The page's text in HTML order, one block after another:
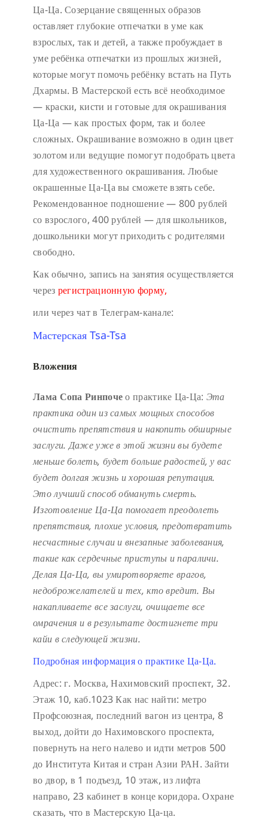
Ца-Ца. Созерцание священных образов
оставляет глубокие отпечатки в уме как
взрослых, так и детей, а также пробуждает в
уме ребёнка отпечатки из прошлых жизней,
которые могут помочь ребёнку встать на Путь
Дхармы. В Мастерской есть всё необходимое
— краски, кисти и готовые для окрашивания
Ца-Ца — как простых форм, так и более
сложных. Окрашивание возможно в один цвет
золотом или ведущие помогут подобрать цвета
для художественного окрашивания. Любые
окрашенные Ца-Ца вы сможете взять себе.
Рекомендованное подношение — 800 рублей
со взрослого, 400 рублей — для школьников,
дошкольники могут приходить с родителями
свободно.
Как обычно, запись на занятия осуществляется
через регистрационную форму,
или через чат в Телеграм-канале:
Мастерская Tsa-Tsa
Вложения
Лама Сопа Ринпочео практике Ца-Ца: Эта
практика один из самых мощных способов
очистить препятствия и накопить обширные
заслуги. Даже уже в этой жизни вы будете
меньше болеть, будет больше радостей, у вас
будет долгая жизнь и хорошая репутация.
Это лучший способ обмануть смерть.
Изготовление Ца-Ца помогает преодолеть
препятствия, плохие условия, предотвратить
несчастные случаи и внезапные заболевания,
такие как сердечные приступы и параличи.
Делая Ца-Ца, вы умиротворяете врагов,
недоброжелателей и тех, кто вредит. Вы
накапливаете все заслуги, очищаете все
омрачения и в результате достигнете три
кайи в следующей жизни.
Подробная информация о практике Ца-Ца.
Адрес: г. Москва, Нахимовский проспект, 32.
Этаж 10, каб.1023Как нас найти: метро
Профсоюзная, последний вагон из центра, 8
выход, дойти до Нахимовского проспекта,
повернуть на него налево и идти метров 500
до Института Китая и стран Азии РАН. Зайти
во двор, в 1 подъезд, 10 этаж, из лифта
направо, 23 кабинет в конце коридора. Охране
сказать, что в Мастерскую Ца-ца.